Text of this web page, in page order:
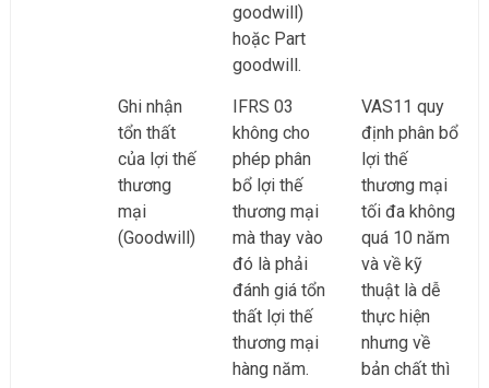
goodwill)
hoặc Part
goodwill.
Ghi nhận
tổn thất
của lợi thế
thương
mại
(Goodwill)
IFRS 03
không cho
phép phân
bổ lợi thế
thương mại
mà thay vào
đó là phải
đánh giá tổn
thất lợi thế
thương mại
hàng năm.
VAS11 quy
định phân bổ
lợi thế
thương mại
tối đa không
quá 10 năm
và về kỹ
thuật là dễ
thực hiện
nhưng về
bản chất thì